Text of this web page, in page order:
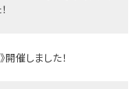
開催しました！